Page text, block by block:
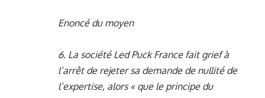
Enoncé du moyen
6. La société Led Puck France fait grief à
l’arrêt de rejeter sa demande de nullité de
l’expertise, alors « que le principe du